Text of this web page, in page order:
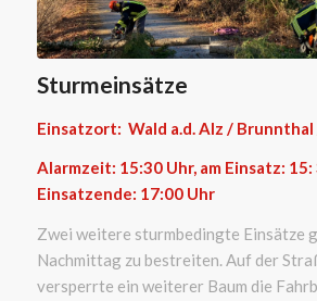
Sturmeinsätze
Einsatzort: Wald a.d. Alz /
Alarmzeit: 15:30 Uhr, am Einsatz: 15:
Einsatzende: 17:00 Uhr
Zwei weitere sturmbedingte Einsätze
Nachmittag zu bestreiten. Auf der
versperrte ein weiterer Baum die